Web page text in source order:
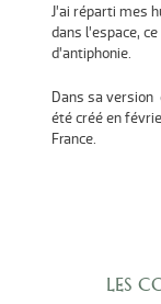
J’ai réparti mes
dans l’espace,
d’antiphonie.
Dans sa version
été créé en
France.
LES